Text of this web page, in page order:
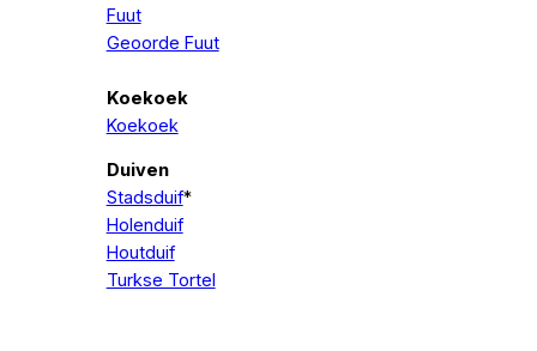
Fuut
Geoorde Fuut
Koekoek
Koekoek
Duiven
Stadsduif*
Holenduif
Houtduif
Turkse Tortel